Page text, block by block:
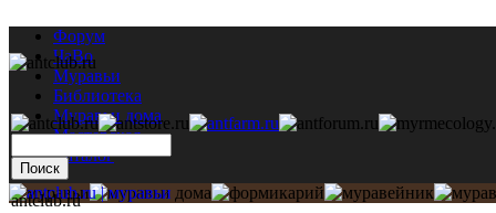
Форум
ЧаВо
Муравьи
Библиотека
Муравьи дома
Мастерская
Каталог
antclub.ru